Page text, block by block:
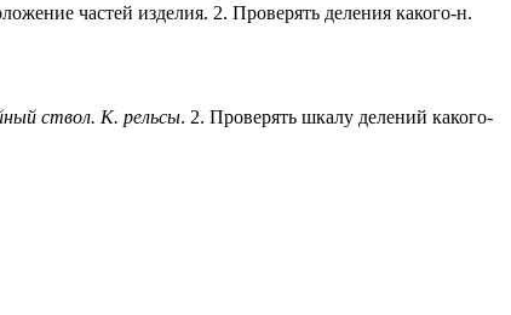
частей изделия. 2. Проверять деления какого-н.
ствол. К. рельсы. 2. Проверять шкалу делений какого-